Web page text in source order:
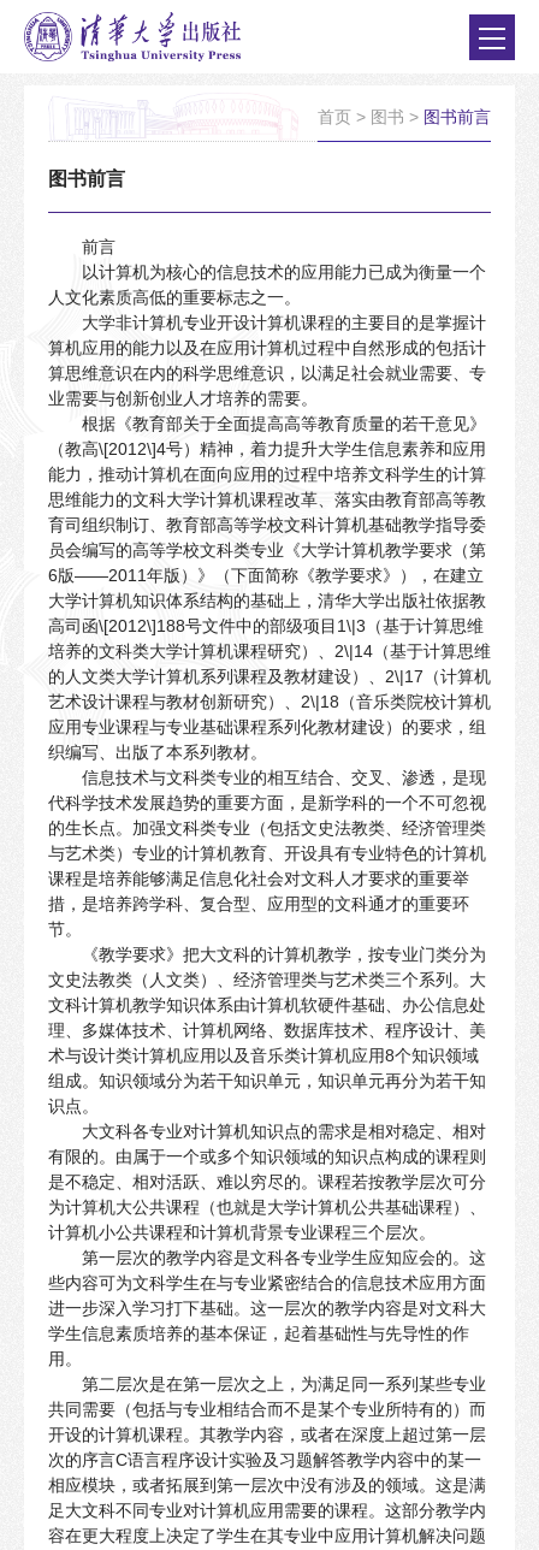
首页 > 图书 > 图书前言
图书前言
前言
以计算机为核心的信息技术的应用能力已成为衡量一个
人文化素质高低的重要标志之一。
大学非计算机专业开设计算机课程的主要目的是掌握计
算机应用的能力以及在应用计算机过程中自然形成的包括计
算思维意识在内的科学思维意识，以满足社会就业需要、专
业需要与创新创业人才培养的需要。
根据《教育部关于全面提高高等教育质量的若干意见》
（教高\[2012\]4号）精神，着力提升大学生信息素养和应用
能力，推动计算机在面向应用的过程中培养文科学生的计算
思维能力的文科大学计算机课程改革、落实由教育部高等教
育司组织制订、教育部高等学校文科计算机基础教学指导委
员会编写的高等学校文科类专业《大学计算机教学要求（第
6版——2011年版）》（下面简称《教学要求》），在建立
大学计算机知识体系结构的基础上，清华大学出版社依据教
高司函\[2012\]188号文件中的部级项目1\|3（基于计算思维
培养的文科类大学计算机课程研究）、2\|14（基于计算思维
的人文类大学计算机系列课程及教材建设）、2\|17（计算机
艺术设计课程与教材创新研究）、2\|18（音乐类院校计算机
应用专业课程与专业基础课程系列化教材建设）的要求，组
织编写、出版了本系列教材。
信息技术与文科类专业的相互结合、交叉、渗透，是现
代科学技术发展趋势的重要方面，是新学科的一个不可忽视
的生长点。加强文科类专业（包括文史法教类、经济管理类
与艺术类）专业的计算机教育、开设具有专业特色的计算机
课程是培养能够满足信息化社会对文科人才要求的重要举
措，是培养跨学科、复合型、应用型的文科通才的重要环
节。
《教学要求》把大文科的计算机教学，按专业门类分为
文史法教类（人文类）、经济管理类与艺术类三个系列。大
文科计算机教学知识体系由计算机软硬件基础、办公信息处
理、多媒体技术、计算机网络、数据库技术、程序设计、美
术与设计类计算机应用以及音乐类计算机应用8个知识领域
组成。知识领域分为若干知识单元，知识单元再分为若干知
识点。
大文科各专业对计算机知识点的需求是相对稳定、相对
有限的。由属于一个或多个知识领域的知识点构成的课程则
是不稳定、相对活跃、难以穷尽的。课程若按教学层次可分
为计算机大公共课程（也就是大学计算机公共基础课程）、
计算机小公共课程和计算机背景专业课程三个层次。
第一层次的教学内容是文科各专业学生应知应会的。这
些内容可为文科学生在与专业紧密结合的信息技术应用方面
进一步深入学习打下基础。这一层次的教学内容是对文科大
学生信息素质培养的基本保证，起着基础性与先导性的作
用。
第二层次是在第一层次之上，为满足同一系列某些专业
共同需要（包括与专业相结合而不是某个专业所特有的）而
开设的计算机课程。其教学内容，或者在深度上超过第一层
次的序言C语言程序设计实验及习题解答教学内容中的某一
相应模块，或者拓展到第一层次中没有涉及的领域。这是满
足大文科不同专业对计算机应用需要的课程。这部分教学内
容在更大程度上决定了学生在其专业中应用计算机解决问题